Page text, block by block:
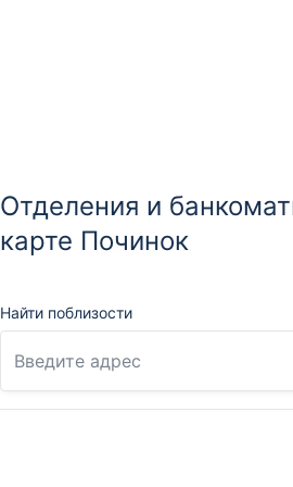
Отделения и
карте Починок
Найти поблизости